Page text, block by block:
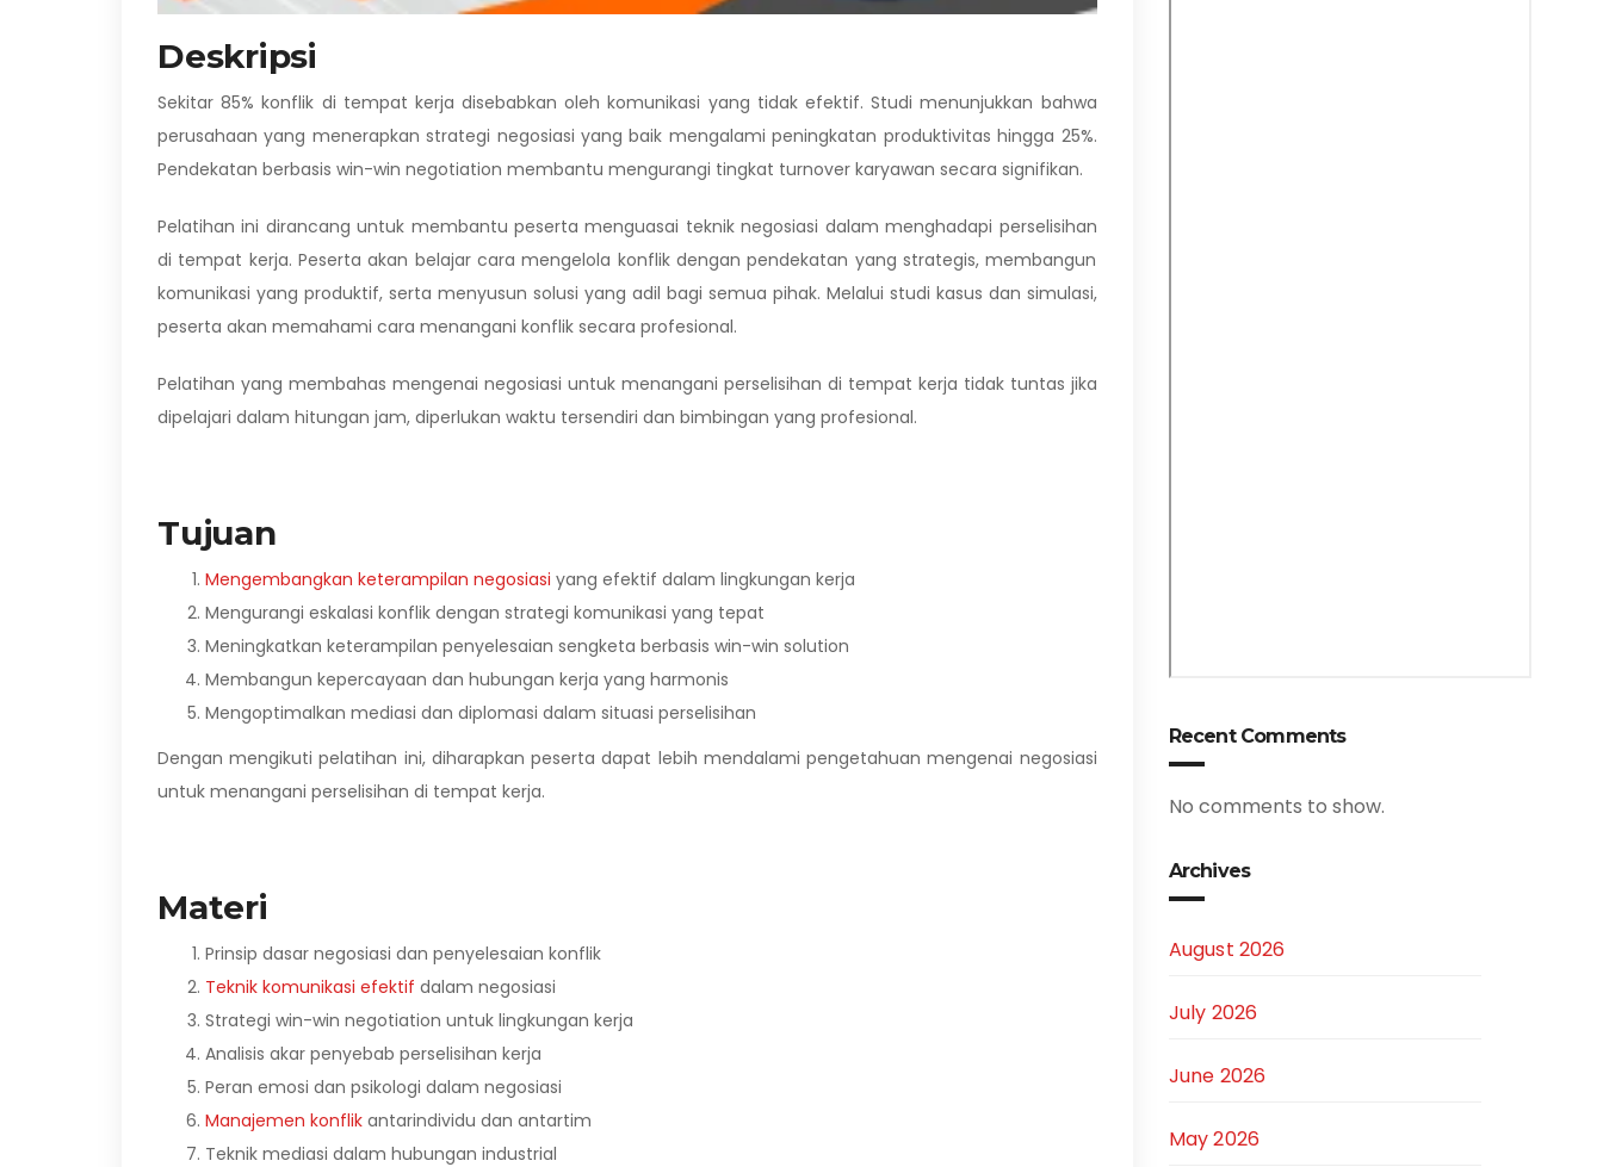
Deskripsi
Sekitar 85% konflik di tempat kerja disebabkan oleh komunikasi yang tidak efektif. Studi menunjukkan bahwa
perusahaan yang menerapkan strategi negosiasi yang baik mengalami peningkatan produktivitas hingga 25%.
Pendekatan berbasis win-win negotiation membantu mengurangi tingkat turnover karyawan secara signifikan.
Pelatihan ini dirancang untuk membantu peserta menguasai teknik negosiasi dalam menghadapi perselisihan
di tempat kerja. Peserta akan belajar cara mengelola konflik dengan pendekatan yang strategis, membangun
komunikasi yang produktif, serta menyusun solusi yang adil bagi semua pihak. Melalui studi kasus dan simulasi,
peserta akan memahami cara menangani konflik secara profesional.
Pelatihan yang membahas mengenai negosiasi untuk menangani perselisihan di tempat kerja tidak tuntas jika
dipelajari dalam hitungan jam, diperlukan waktu tersendiri dan bimbingan yang profesional.
Tujuan
Mengembangkan keterampilan negosiasi yang efektif dalam lingkungan kerja
Mengurangi eskalasi konflik dengan strategi komunikasi yang tepat
Meningkatkan keterampilan penyelesaian sengketa berbasis win-win solution
Membangun kepercayaan dan hubungan kerja yang harmonis
Mengoptimalkan mediasi dan diplomasi dalam situasi perselisihan
Dengan mengikuti pelatihan ini, diharapkan peserta dapat lebih mendalami pengetahuan mengenai negosiasi
untuk menangani perselisihan di tempat kerja.
Materi
Prinsip dasar negosiasi dan penyelesaian konflik
Teknik komunikasi efektif dalam negosiasi
Strategi win-win negotiation untuk lingkungan kerja
Analisis akar penyebab perselisihan kerja
Peran emosi dan psikologi dalam negosiasi
Manajemen konflik antarindividu dan antartim
Teknik mediasi dalam hubungan industrial
Recent Comments
No comments to show.
Archives
August 2026
July 2026
June 2026
May 2026